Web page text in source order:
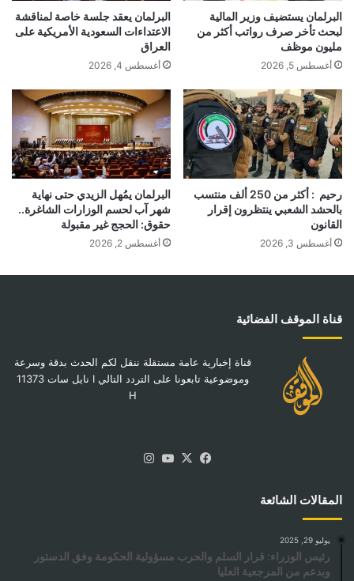
البرلمان يستضيف وزير المالية
لبحث تأخر صرف رواتب أكثر من
مليون موظف
أغسطس 5, 2026
البرلمان يعقد جلسة خاصة لمناقشة
الاعتداءات السعودية الأمريكية على
العراق
أغسطس 4, 2026
رحيم : أكثر من 250 ألف منتسب
بالحشد الشعبي ينتظرون إقرار
القانون
أغسطس 3, 2026
البرلمان يمُهل الزيدي حتى نهاية
شهر آب لحسم الوزارات الشاغرة..
حقوق: الحجج غير مقبولة
أغسطس 2, 2026
قناة الموقف الفضائية
قناة إخبارية عامة مستقلة ننقل لكم الحدث بدقة وسرعة
وموضوعية تابعونا على التردد التالي I نايل سات 11373
H
فيسبوك
‫X
‫YouTube
المقالات الشائعة
يوليو 29, 2025
رئيس الوزراء: قرار السلم والحرب مسؤولية الحكومة وفق الدستور
وبدعم من المرجعية العليا